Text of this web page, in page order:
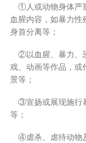
①人或动物身体严
血腥内容，如暴力性
身首分离等；
②以血腥、暴力、
戏、动画等作品，或
景等；
③宣扬或展现施行
等；
④虐杀、虐待动物